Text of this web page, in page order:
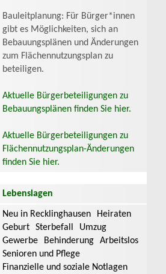
Bauleitplanung: Für Bürger*innen
gibt es Möglichkeiten, sich an
Bebauungsplänen und Änderungen
zum Flächennutzungsplan zu
beteiligen.
Aktuelle Bürgerbeteiligungen zu
Bebauungsplänen finden Sie hier.
Aktuelle Bürgerbeteiligungen zu
Flächennutzungsplan-Änderungen
finden Sie hier.
Lebenslagen
Neu in Recklinghausen
Heiraten
Geburt
Sterbefall
Umzug
Gewerbe
Behinderung
Arbeitslos
Senioren und Pflege
Finanzielle und soziale Notlagen